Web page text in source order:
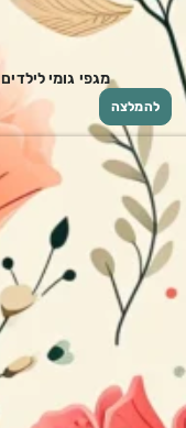
מגפי גומי לילדים mario
להמלצה